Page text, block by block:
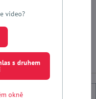
Skladem
video?
s druhem
okně